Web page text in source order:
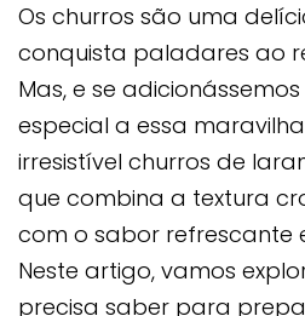
Os churros são uma
conquista paladares ao
Mas, e se
especial a essa
irresistível churros de
que combina a textura
com o sabor refrescante
Neste artigo, vamos
precisa saber para